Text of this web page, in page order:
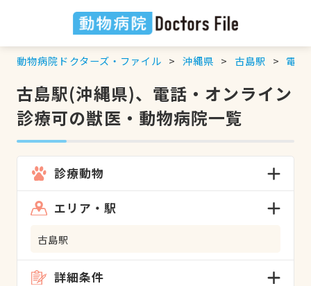
動物病院ドクターズ・ファイル 沖縄県 古島駅 電話
古島駅(沖縄県)、電話・オンライン
診療可の獣医・動物病院一覧
診療動物
エリア・駅
古島駅
詳細条件